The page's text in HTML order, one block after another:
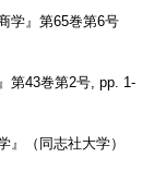
学』第65巻第6号
第43巻第2号, pp. 1-
』（同志社大学）